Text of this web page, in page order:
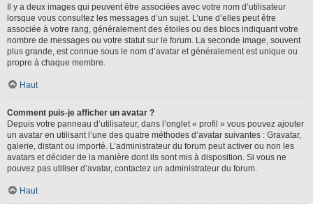
Il y a deux images qui peuvent être associées avec votre nom d’utilisateur
lorsque vous consultez les messages d’un sujet. L’une d’elles peut être
associée à votre rang, généralement des étoiles ou des blocs indiquant votre
nombre de messages ou votre statut sur le forum. La seconde image, souvent
plus grande, est connue sous le nom d’avatar et généralement est unique ou
propre à chaque membre.
Haut
Comment puis-je afficher un avatar ?
Depuis votre panneau d’utilisateur, dans l’onglet « profil » vous pouvez ajouter
un avatar en utilisant l’une des quatre méthodes d’avatar suivantes : Gravatar,
galerie, distant ou importé. L’administrateur du forum peut activer ou non les
avatars et décider de la manière dont ils sont mis à disposition. Si vous ne
pouvez pas utiliser d’avatar, contactez un administrateur du forum.
Haut